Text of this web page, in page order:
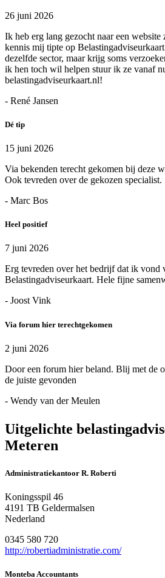
26 juni 2026
Ik heb erg lang gezocht naar een website
kennis mij tipte op
dezelfde sector, maar krijg soms
ik hen toch wil helpen stuur ik ze vanaf
belastingadviseurkaart.nl!
- René Jansen
Dé tip
15 juni 2026
Via bekenden terecht gekomen bij deze
Ook tevreden over de gekozen specialist.
- Marc Bos
Heel positief
7 juni 2026
Erg tevreden over het bedrijf dat ik vond
Belastingadviseurkaart. Hele fijne
- Joost Vink
Via forum hier terechtgekomen
2 juni 2026
Door een forum hier beland. Blij met de
de juiste gevonden
- Wendy van der Meulen
Uitgelichte
Meteren
Administratiekantoor R. Roberti
Koningsspil 46
4191 TB Geldermalsen
Nederland
0345 580 720
http://robertiadministratie.com/
Monteba Accountants